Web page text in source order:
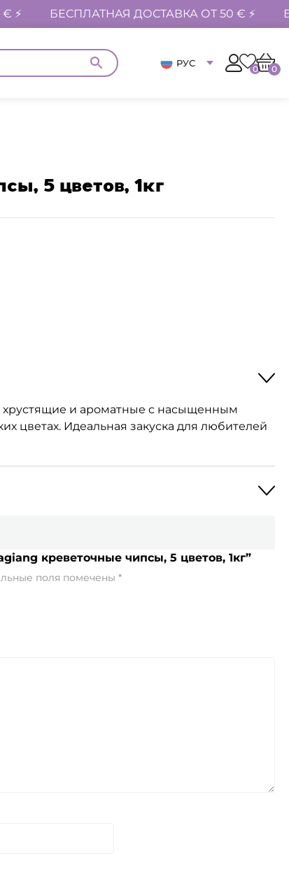
⚡ БЕСПЛАТНАЯ ДОСТАВКА ОТ 50 € ⚡
РУС
0 0
5 цветов, 1кг
и ароматные с насыщенным
цветах. Идеальная закуска для любителей
креветочные чипсы, 5 цветов, 1кг”
поля помечены *